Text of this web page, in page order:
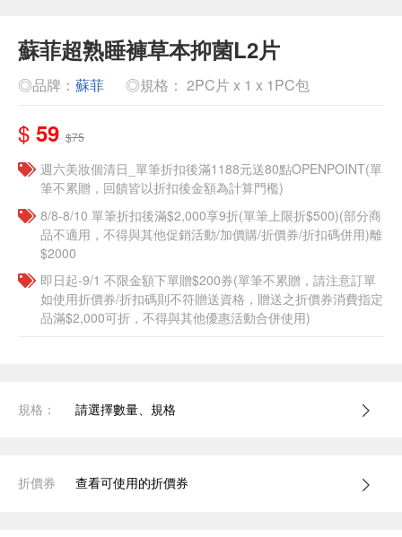
蘇菲超熟睡褲草本抑菌L2片
◎品牌： 蘇菲 ◎規格： 2PC片 x 1 x 1PC包
$ 59 $75
週六美妝個清日_單筆折扣後滿1188元送80點OPENPOINT(單
筆不累贈，回饋皆以折扣後金額為計算門檻)
8/8-8/10 單筆折扣後滿$2,000享9折(單筆上限折$500)(部分商
品不適用，不得與其他促銷活動/加價購/折價券/折扣碼併用)離
$2000
即日起-9/1 不限金額下單贈$200券(單筆不累贈，請注意訂單
如使用折價券/折扣碼則不符贈送資格，贈送之折價券消費指定
品滿$2,000可折，不得與其他優惠活動合併使用)
規格： 請選擇數量、規格
折價券 查看可使用的折價券